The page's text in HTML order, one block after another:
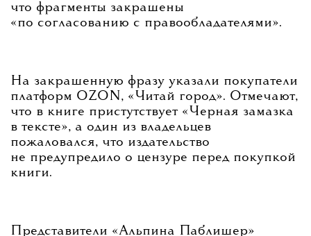
что фрагменты закрашены
«по согласованию с правообладателями».
На закрашенную фразу указали покупатели
платформ OZON, «Читай город». Отмечают,
что в книге пристутствует «Черная замазка
в тексте», а один из владельцев
пожаловался, что издательство
не предупредило о цензуре перед покупкой
книги.
Представители «Альпина Паблишер»